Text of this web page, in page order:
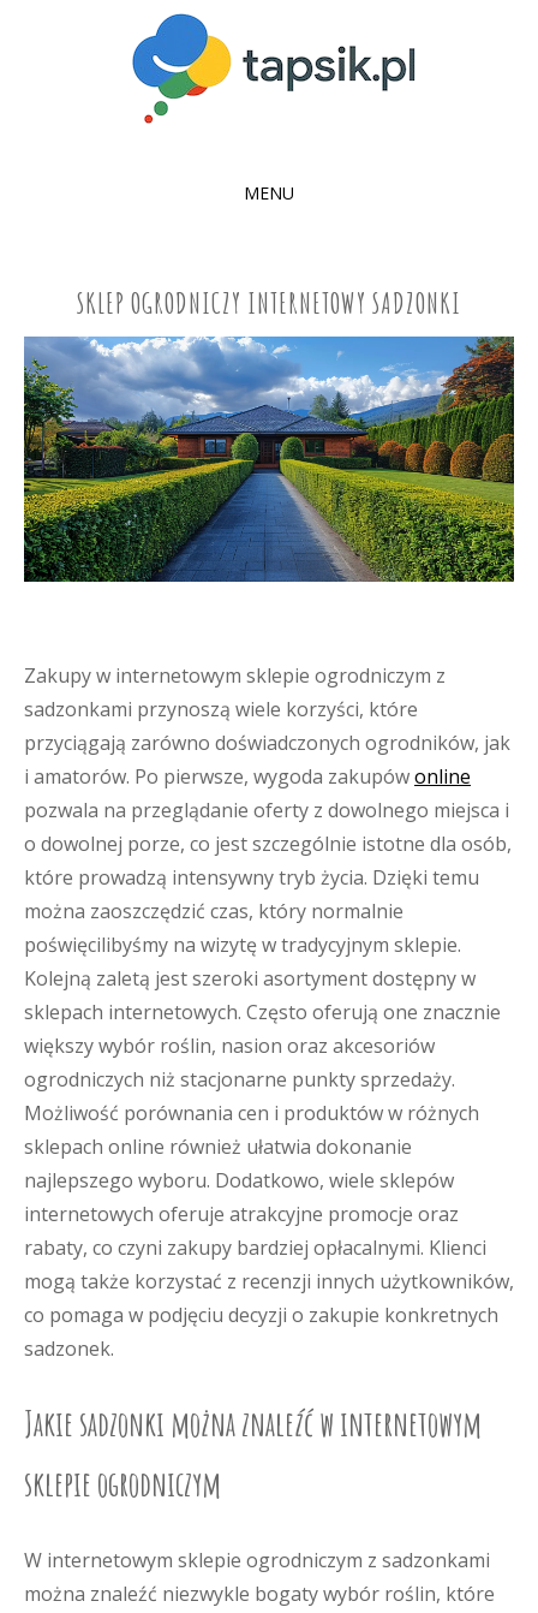
MENU
CONTENTSKLEP OGRODNICZY INTERNETOWY SADZONKI
Zakupy w internetowym sklepie ogrodniczym z
sadzonkami przynoszą wiele korzyści, które
przyciągają zarówno doświadczonych ogrodników, jak
i amatorów. Po pierwsze, wygoda zakupówonline
pozwala na przeglądanie oferty z dowolnego miejsca i
o dowolnej porze, co jest szczególnie istotne dla osób,
które prowadzą intensywny tryb życia. Dzięki temu
można zaoszczędzić czas, który normalnie
poświęcilibyśmy na wizytę w tradycyjnym sklepie.
Kolejną zaletą jest szeroki asortyment dostępny w
sklepach internetowych. Często oferują one znacznie
większy wybór roślin, nasion oraz akcesoriów
ogrodniczych niż stacjonarne punkty sprzedaży.
Możliwość porównania cen i produktów w różnych
sklepach online również ułatwia dokonanie
najlepszego wyboru. Dodatkowo, wiele sklepów
internetowych oferuje atrakcyjne promocje oraz
rabaty, co czyni zakupy bardziej opłacalnymi. Klienci
mogą także korzystać z recenzji innych użytkowników,
co pomaga w podjęciu decyzji o zakupie konkretnych
sadzonek.
Jakie sadzonki można znaleźć w internetowym
sklepie ogrodniczym
W internetowym sklepie ogrodniczym z sadzonkami
można znaleźć niezwykle bogaty wybór roślin, które